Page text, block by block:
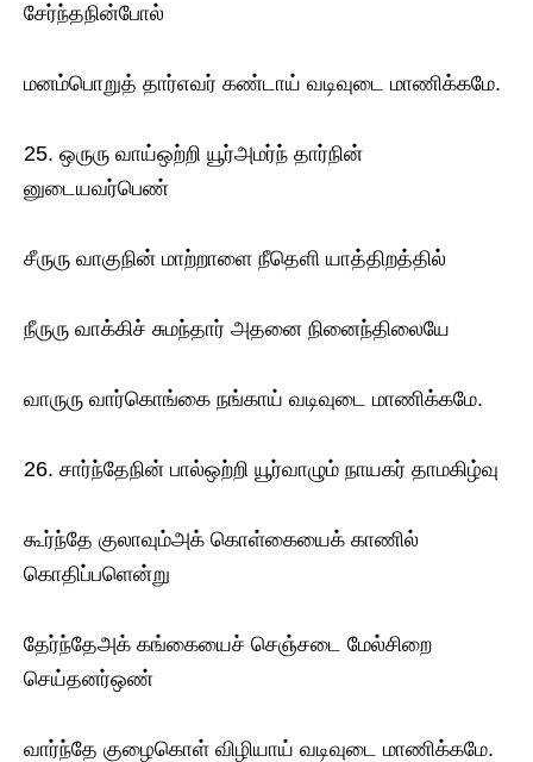
சேர்ந்தநின்போல்
மனம்பொறுத் தார்எவர் கண்டாய் வடிவுடை மாணிக்கமே.
25. ஒருரு வாய்ஒற்றி யூர்அமர்ந் தார்நின்
னுடையவர்பெண்
சீருரு வாகுநின் மாற்றாளை நீதெளி யாத்திறத்தில்
நீருரு வாக்கிச் சுமந்தார் அதனை நினைந்திலையே
வாருரு வார்கொங்கை நங்காய் வடிவுடை மாணிக்கமே.
26. சார்ந்தேநின் பால்ஒற்றி யூர்வாழும் நாயகர் தாமகிழ்வு
கூர்ந்தே குலாவும்அக் கொள்கையைக் காணில்
கொதிப்பளென்று
தேர்ந்தேஅக் கங்கையைச் செஞ்சடை மேல்சிறை
செய்தனர்ஒண்
வார்ந்தே குழைகொள் விழியாய் வடிவுடை மாணிக்கமே.